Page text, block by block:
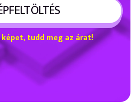
tudd meg az árat!